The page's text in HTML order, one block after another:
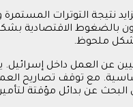
نتيجة التوترات
بالضغوط الاقتصادية
ملحوظ.
عن العمل داخل إسرائيل.
مع توقف تصاريح
البحث عن بدائل مؤقتة